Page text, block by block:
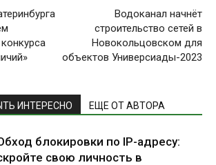
Водоканал начнёт
строительство сетей в
Новокольцовском для
объектов Универсиады-2023
ИНТЕРЕСНО ЕЩЕ ОТ АВТОРА
блокировки по IP-адресу:
свою личность в